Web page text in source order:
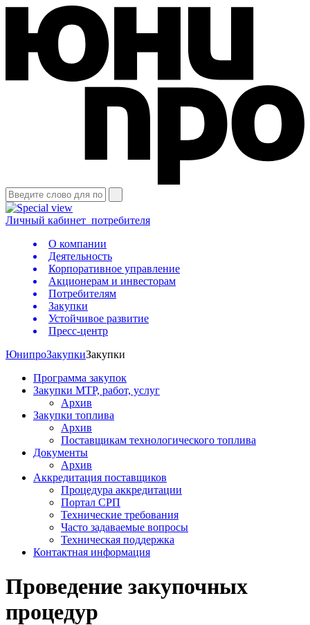
Личный кабинет потребителя
О компании
Деятельность
Корпоративное управление
Акционерам и инвесторам
Потребителям
Закупки
Устойчивое развитие
Пресс-центр
ЮнипроЗакупкиЗакупки
Программа закупок
Закупки МТР, работ, услуг
Архив
Закупки топлива
Архив
Поставщикам технологического топлива
Документы
Архив
Аккредитация поставщиков
Процедура аккредитации
Портал СРП
Технические требования
Часто задаваемые вопросы
Техническая поддержка
Контактная информация
Проведение закупочных
процедур